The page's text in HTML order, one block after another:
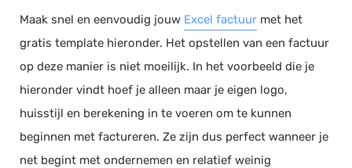
Projectmanagement
Workflowmanagement
Planning
Werkbonnen
Rittenregistratie
Webshop
Maak snel en eenvoudig jouw Excel factuur met het
gratis template hieronder. Het opstellen van een factuur
op deze manier is niet moeilijk. In het voorbeeld die je
hieronder vindt hoef je alleen maar je eigen logo,
huisstijl en berekening in te voeren om te kunnen
beginnen met factureren. Ze zijn dus perfect wanneer je
net begint met ondernemen en relatief weinig